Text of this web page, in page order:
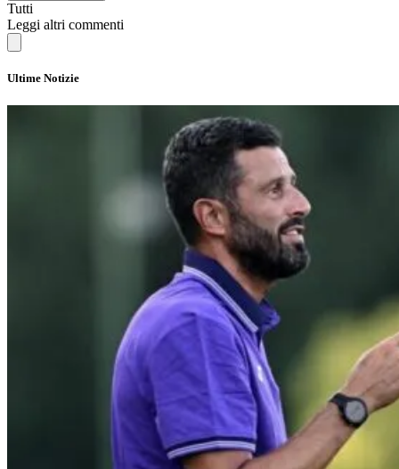
Tutti
Leggi altri commenti
Ultime Notizie